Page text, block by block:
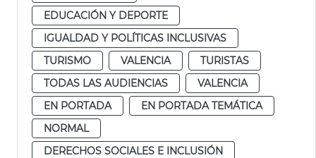
EDUCACIÓN Y DEPORTE
IGUALDAD Y POLÍTICAS INCLUSIVAS
TURISMO
VALENCIA
TURISTAS
TODAS LAS AUDIENCIAS
VALENCIA
EN PORTADA
EN PORTADA TEMÁTICA
NORMAL
DERECHOS SOCIALES E INCLUSIÓN